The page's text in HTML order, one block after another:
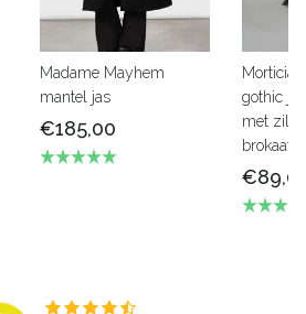
Madame Mayhem
mantel jas
€185,00
Morticia
gothic
met
brokaat